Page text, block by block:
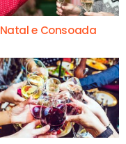
Natal e Consoada